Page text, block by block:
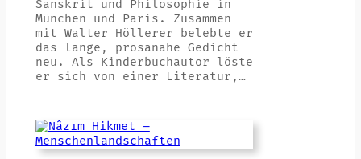
Sanskrit und Philosophie in
München und Paris. Zusammen
mit Walter Höllerer belebte er
das lange, prosanahe Gedicht
neu. Als Kinderbuchautor löste
er sich von einer Literatur,…